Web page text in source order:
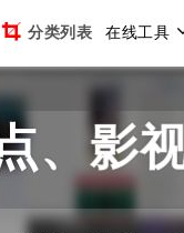
分类列表 在线工具
欢迎
、影